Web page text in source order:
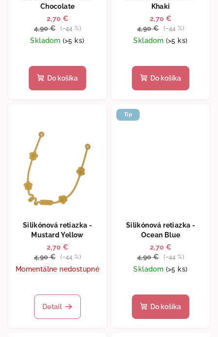
Chocolate
2,70 €
4,90 €
(–44 %)
Skladom (>5 ks)
Do košíka
Khaki
2,70 €
4,90 €
(–44 %)
Skladom (>5 ks)
Do košíka
Silikónová retiazka -
Mustard Yellow
2,70 €
4,90 €
(–44 %)
Momentálne nedostupné
Detail
Tip
Silikónová retiazka -
Ocean Blue
2,70 €
4,90 €
(–44 %)
Skladom (>5 ks)
Do košíka